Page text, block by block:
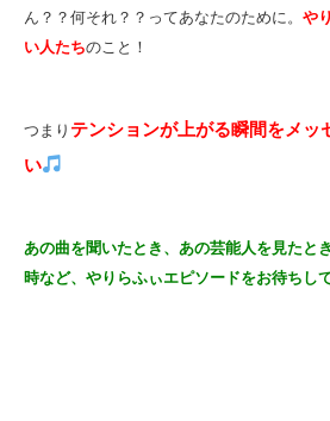
ん？？何それ？？ってあなたのために。 や
い人たちのこと！
つまり テンションが上がる瞬間をメッ
い
あの曲を聞いたとき、あの芸能人を見たと
時など、やりらふぃエピソードをお待ちし